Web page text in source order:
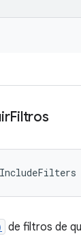
Filtros
de filtros de